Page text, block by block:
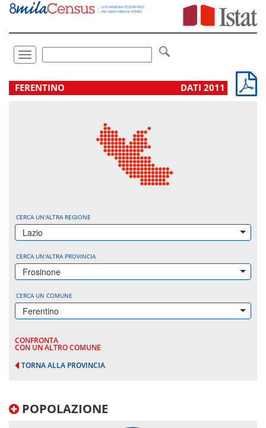
Vai
direttamente
Toggle
navigation
.
FERENTINO DATI 2011
CERCA UN'ALTRA REGIONE
Lazio
CERCA UN'ALTRA PROVINCIA
Frosinone
CERCA UN COMUNE
Ferentino
CONFRONTA
CON UN ALTRO COMUNE
TORNA ALLA PROVINCIA
POPOLAZIONE